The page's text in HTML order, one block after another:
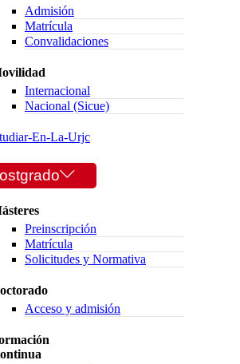
Admisión
Matrícula
Convalidaciones
Internacional
Nacional (Sicue)
En-La-Urjc
Preinscripción
Matrícula
Solicitudes y Normativa
Acceso y admisión